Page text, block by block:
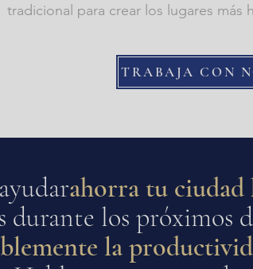
tradicional para crear los lugares más
ahorra tu ciudad
durante los próximos
la